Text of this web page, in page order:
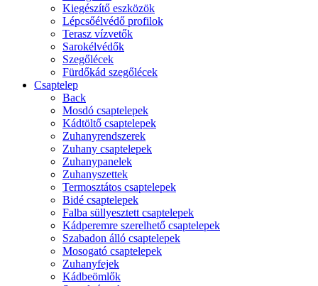
Kiegészítő eszközök
Lépcsőélvédő profilok
Terasz vízvetők
Sarokélvédők
Szegőlécek
Fürdőkád szegőlécek
Csaptelep
Back
Mosdó csaptelepek
Kádtöltő csaptelepek
Zuhanyrendszerek
Zuhany csaptelepek
Zuhanypanelek
Zuhanyszettek
Termosztátos csaptelepek
Bidé csaptelepek
Falba süllyesztett csaptelepek
Kádperemre szerelhető csaptelepek
Szabadon álló csaptelepek
Mosogató csaptelepek
Zuhanyfejek
Kádbeömlők